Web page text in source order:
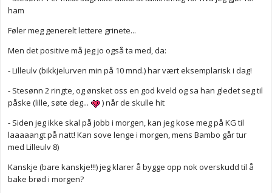
ham
Føler meg generelt lettere grinete...
Men det positive må jeg jo også ta med, da:
- Lilleulv (bikkjelurven min på 10 mnd.) har vært eksemplarisk i dag!
- Stesønn 2 ringte, og ønsket oss en god kveld og sa han gledet seg til
påske (lille, søte deg...
) når de skulle hit
- Siden jeg ikke skal på jobb i morgen, kan jeg kose meg på KG til
laaaaangt på natt! Kan sove lenge i morgen, mens Bambo går tur
med Lilleulv 8)
Kanskje (bare kanskje!!!) jeg klarer å bygge opp nok overskudd til å
bake brød i morgen?